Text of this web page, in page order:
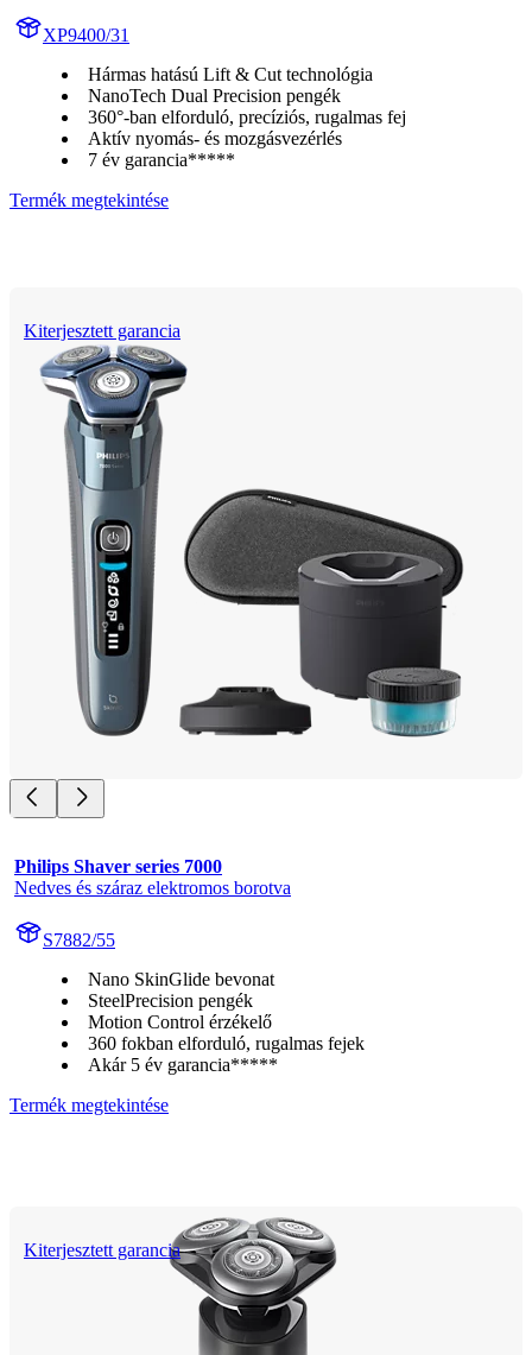
XP9400/31
Hármas hatású Lift & Cut technológia
NanoTech Dual Precision pengék
360°-ban elforduló, precíziós, rugalmas fej
Aktív nyomás- és mozgásvezérlés
7 év garancia*****
Termék megtekintése
Kiterjesztett garancia
Philips Shaver series 7000
Nedves és száraz elektromos borotva
S7882/55
Nano SkinGlide bevonat
SteelPrecision pengék
Motion Control érzékelő
360 fokban elforduló, rugalmas fejek
Akár 5 év garancia*****
Termék megtekintése
Kiterjesztett garancia